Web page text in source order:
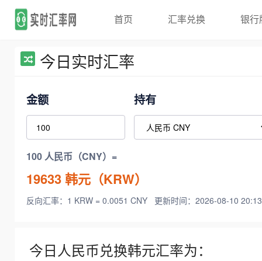
首页 汇率兑换 银行
今日实时汇率
金额 持有
100 人民币（CNY）=
19633韩元（KRW）
反向汇率：1 KRW = 0.0051 CNY 更新时间：2026-08-10
今日人民币兑换韩元汇率为：